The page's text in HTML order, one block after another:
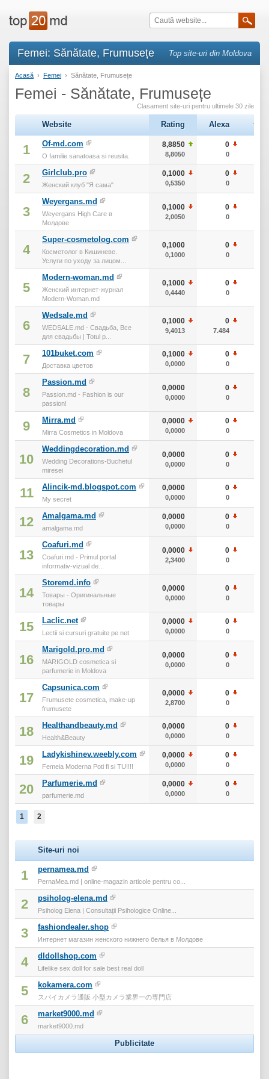
Femei: Sănătate, Frumusețe Top site-uri din Moldova
Acasă › Femei › Sănătate, Frumusețe
Femei - Sănătate, Frumusețe
Clasament site-uri pentru ultimele 30 zile
Website Rating Alexa тИЦ
1 Of-md.com
O familie sanatoasa si reusita.
8,8850
8,8050
0
0
2 Girlclub.pro
Женский клуб "Я сама"
0,1000
0,5350
0
0
3
Weyergans.md
Weyergans High Care в
Молдове
0,1000
2,0050
0
0
4
Super-cosmetolog.com
Косметолог в Кишиневе.
Услуги по уходу за лицом...
0,1000
0,1000
0
0
5
Modern-woman.md
Женский интернет-журнал
Modern-Woman.md
0,1000
0,4440
0
0
6
Wedsale.md
WEDSALE.md - Свадьба, Все
для свадьбы | Totul p...
0,1000
9,4013
0
7.484
7 101buket.com
Доставка цветов
0,1000
0,0000
0
0
8
Passion.md
Passion.md - Fashion is our
passion!
0,0000
0,0000
0
0
9 Mirra.md
Mirra Cosmetics in Moldova
0,0000
0,0000
0
0
10
Weddingdecoration.md
Wedding Decorations-Buchetul
miresei
0,0000
0,0000
0
0
11 Alincik-md.blogspot.com
My secret
0,0000
0,0000
0
0
12 Amalgama.md
amalgama.md
0,0000
0,0000
0
0
13
Coafuri.md
Coafuri.md - Primul portal
informativ-vizual de...
0,0000
2,3400
0
0
14
Storemd.info
Товары - Оригинальные
товары
0,0000
0,0000
0
0
15 Laclic.net
Lectii si cursuri gratuite pe net
0,0000
0,0000
0
0
16
Marigold.pro.md
MARIGOLD cosmetica si
parfumerie in Moldova
0,0000
0,0000
0
0
17
Capsunica.com
Frumusete cosmetica, make-up
frumusete
0,0000
2,8700
0
0
18 Healthandbeauty.md
Health&Beauty
0,0000
0,0000
0
0
19 Ladykishinev.weebly.com
Femeia Moderna Poti fi si TU!!!!
0,0000
0,0000
0
0
20 Parfumerie.md
parfumerie.md
0,0000
0,0000
0
0
1 2
Site-uri noi
1 pernamea.md
PernaMea.md | online-magazin articole pentru co...
2 psiholog-elena.md
Psiholog Elena | Consultații Psihologice Online...
3 fashiondealer.shop
Интернет магазин женского нижнего белья в Молдове
4 dldollshop.com
Lifelike sex doll for sale best real doll
5 kokamera.com
スパイカメラ通販 小型カメラ業界一の専門店
6 market9000.md
market9000.md
Publicitate